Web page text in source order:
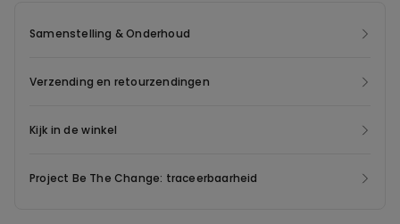
Samenstelling & Onderhoud
Verzending en retourzendingen
Kijk in de winkel
Project Be The Change: traceerbaarheid